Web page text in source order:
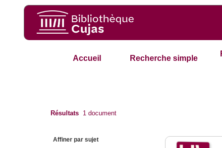
Accueil Recherche simple
Résultats 1 document
Affiner par sujet